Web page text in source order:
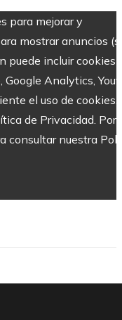
para mejorar y
mostrar anuncios
puede incluir cookies
Analytics,
el uso de cookies.
de Privacidad. Por
consultar nuestra